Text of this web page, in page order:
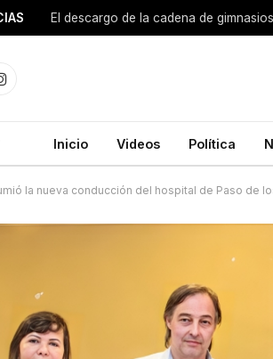
El descargo de la cadena de
Instagram
Inicio Videos Política
la nueva conducción del hospital de Paso de